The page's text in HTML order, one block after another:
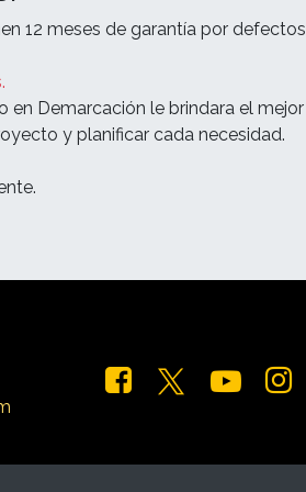
12 meses de garantía por defectos
en Demarcación le brindara el mejor
y planificar cada necesidad.